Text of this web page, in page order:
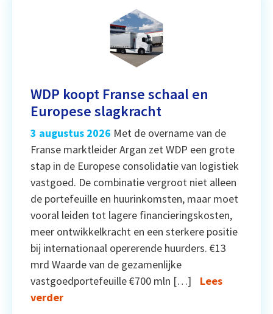
WDP koopt Franse schaal en
Europese slagkracht
3 augustus 2026 Met de overname van de
Franse marktleider Argan zet WDP een grote
stap in de Europese consolidatie van logistiek
vastgoed. De combinatie vergroot niet alleen
de portefeuille en huurinkomsten, maar moet
vooral leiden tot lagere financieringskosten,
meer ontwikkelkracht en een sterkere positie
bij internationaal opererende huurders. €13
mrd Waarde van de gezamenlijke
vastgoedportefeuille €700 mln […]
Lees
verder